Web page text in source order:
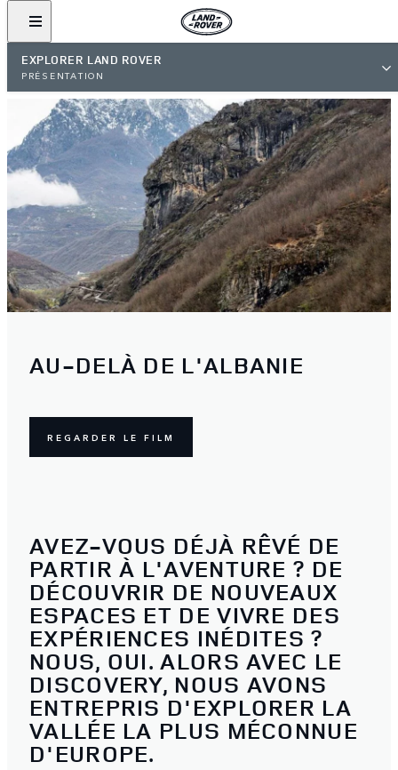
EXPLORER LAND ROVER
PRÉSENTATION
AU-DELÀ DE L'ALBANIE
REGARDER LE FILM
AVEZ-VOUS DÉJÀ RÊVÉ DE
PARTIR À L'AVENTURE ? DE
DÉCOUVRIR DE NOUVEAUX
ESPACES ET DE VIVRE DES
EXPÉRIENCES INÉDITES ?
NOUS, OUI. ALORS AVEC LE
DISCOVERY, NOUS AVONS
ENTREPRIS D'EXPLORER LA
VALLÉE LA PLUS MÉCONNUE
D'EUROPE.